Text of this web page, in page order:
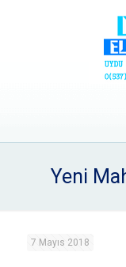
Yeni
7 Mayıs 2018